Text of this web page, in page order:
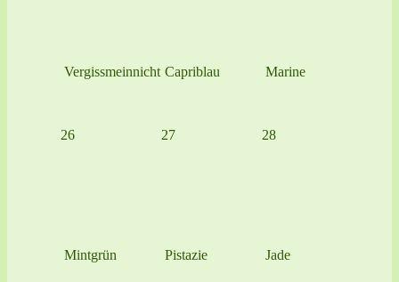
Vergissmeinnicht Capriblau Marine
26
Mintgrün
27
Pistazie
28
Jade